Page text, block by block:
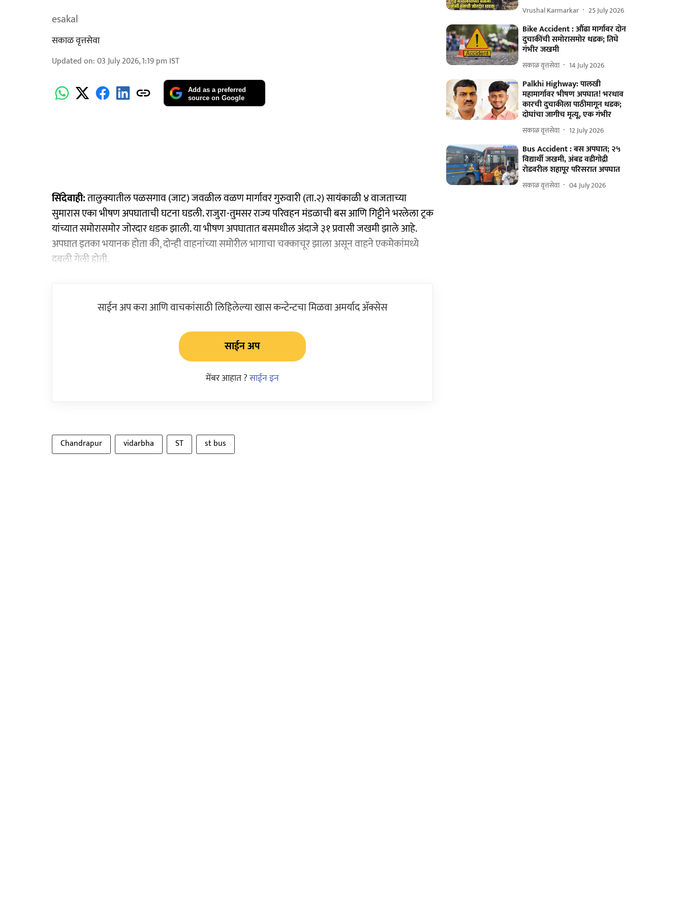
esakal
सकाळ वृत्तसेवा
Updated on:03 July 2026, 1:19 pm IST
Add as a preferred
source on Google
सिंदेवाही:तालुक्यातील पळसगाव (जाट) जवळील वळण मार्गावर गुरुवारी (ता.२) सायंकाळी ४ वाजताच्या
सुमारास एका भीषण अपघाताची घटना घडली. राजुरा-तुमसर राज्य परिवहन मंडळाची बस आणि गिट्टीने भरलेला ट्रक
यांच्यात समोरासमोर जोरदार धडक झाली. या भीषण अपघातात बसमधील अंदाजे ३१ प्रवासी जखमी झाले आहे.
अपघात इतका भयानक होता की, दोन्ही वाहनांच्या समोरील भागाचा चक्काचूर झाला असून वाहने एकमेकांमध्ये
दबली गेली होती.
साईन अप करा आणि वाचकांसाठी लिहिलेल्या खास कन्टेन्टचा मिळवा अमर्याद ॲक्सेस
साईन अप
मेंबर आहात ?साईन इन
Chandrapur vidarbha ST st bus
Vrushal Karmarkar 25 July 2026
Bike Accident : औंढा मार्गावर दोन
दुचाकींची समोरासमोर धडक; तिघे
गंभीर जखमी
सकाळ वृत्तसेवा 14 July 2026
Palkhi Highway: पालखी
महामार्गावर भीषण अपघात! भरधाव
कारची दुचाकीला पाठीमागून धडक;
दोघांचा जागीच मृत्यू, एक गंभीर
सकाळ वृत्तसेवा 12 July 2026
Bus Accident : बस अपघात; २५
विद्यार्थी जखमी, अंबड वडीगोद्री
रोडवरील शहापूर परिसरात अपघात
सकाळ वृत्तसेवा 04 July 2026